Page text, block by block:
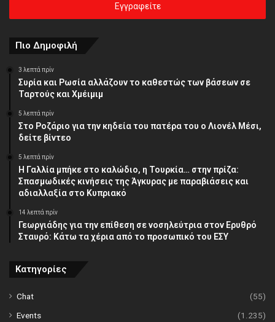
διεύθυνση
Πιο Δημοφιλή
3 λεπτά πρίν
Συρία και Ρωσία αλλάζουν το καθεστώς των βάσεων σε
Ταρτούς και Χμέιμιμ
5 λεπτά πρίν
Στο Ροζάριο για την κηδεία του πατέρα του ο Λιονέλ Μέσι,
δείτε βίντεο
5 λεπτά πρίν
Η Γαλλία μπήκε στο καλώδιο, η Τουρκία… στην πρίζα:
Σπασμωδικές κινήσεις της Άγκυρας με παραβιάσεις και
αδιαλλαξία στο Κυπριακό
14 λεπτά πρίν
Γεωργιάδης για την επίθεση σε νοσηλεύτρια στον Ερυθρό
Σταυρό: Κάτω τα χέρια από το προσωπικό του ΕΣΥ
Κατηγορίες
Chat
(55)
Events
(1.235)